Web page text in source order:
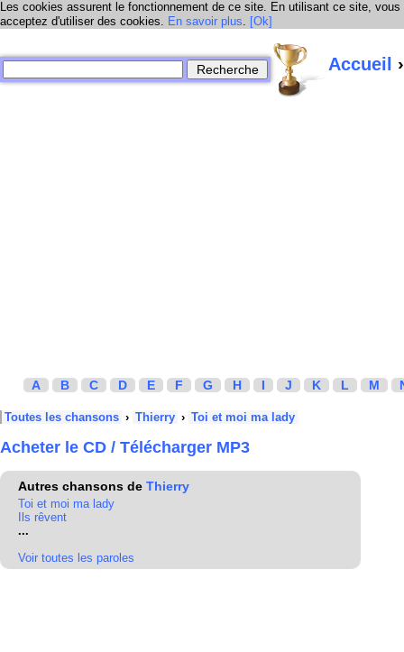
Les cookies assurent le fonctionnement de ce site. En utilisant ce site, vous
acceptez d'utiliser des cookies. En savoir plus. [Ok]
Accueil
A B C D E F G H I J K L M
Toutes les chansons › Thierry › Toi et moi ma lady
Acheter le CD / Télécharger MP3
Autres chansons de Thierry
Toi et moi ma lady
Ils rêvent
...
Voir toutes les paroles